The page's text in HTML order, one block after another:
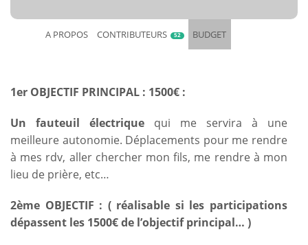
A PROPOS CONTRIBUTEURS 52 BUDGET
1er OBJECTIF PRINCIPAL : 1500€ :
Un fauteuil électrique qui me servira à une
meilleure autonomie. Déplacements pour me rendre
à mes rdv, aller chercher mon fils, me rendre à mon
lieu de prière, etc…
2ème OBJECTIF : ( réalisable si les participations
dépassent les 1500€ de l’objectif principal… )